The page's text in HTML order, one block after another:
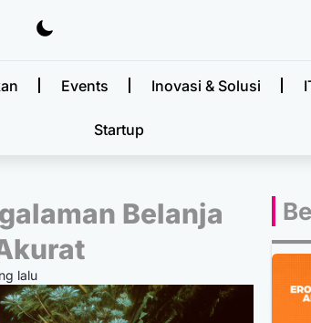
Events Inovasi & Solusi
Startup
Belanja
lalu